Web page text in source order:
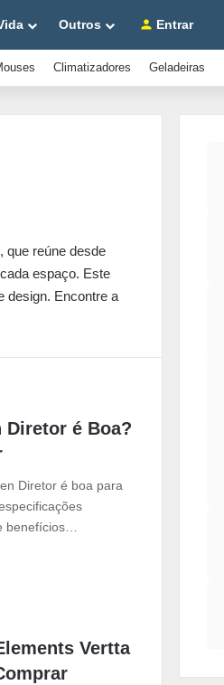
Outros Entrar
Climatizadores Geladeiras
, que reúne desde
espaço. Este
design. Encontre a
Diretor é Boa?
Diretor é boa para
benefícios…
Vertta